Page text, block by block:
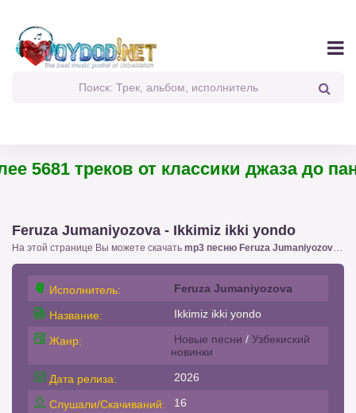
треков от классики джаза до панк-
Feruza Jumaniyozova - Ikkimiz ikki yondo
На этой странице Вы можете скачать mp3 песню Feruza Jumaniyozova - Ikkimiz ikki yondo
Исполнитель: Feruza Jumaniyozova
Название: Ikkimiz ikki yondo
Жанр: Новые песни / Узбекиский
новинки
Дата релиза: 2026
Слушали/Скачиваний: 16